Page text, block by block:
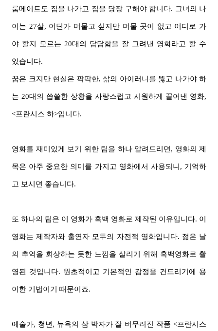
룸메이트도 집을 나가고 집을 당장 구해야 합니다. 그녀의 나
이는 27살, 어딘가 머물고 싶지만 머물 곳이 없고 어디로 가
야 할지 모르는 20대의 답답함을 잘 그려낸 영화라고 할 수
있습니다.
꿈은 크지만 현실은 팍팍한, 삶의 아이러니를 뚫고 나가야 하
는 20대의 씁쓸한 상황을 사랑스럽고 시원하게 끌어낸 영화,
<프란시스 하>입니다.
영화를 재미있게 보기 위한 팁을 하나 알려드리면, 영화의 제
목은 아주 중요한 의미를 가지고 영화에서 사용되니, 기억하
고 보시면 좋습니다.
또 하나의 팁은 이 영화가 흑백 영화로 제작된 이유입니다. 이
영화는 제작자와 출연자 모두의 자전적 영화입니다. 젊은 날
의 추억을 회상하는 듯한 느낌을 살리기 위해 흑백영화로 촬
영된 것입니다. 원초적이고 기본적인 감정을 건드리기에 용
이한 기법이기 때문이죠.
예술가, 청년, 뉴욕의 삼 박자가 잘 버무려진 작품 <프란시스